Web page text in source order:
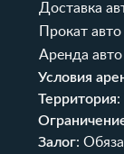
Доставка
Прокат
Аренда
Условия
Территория:
Залог: